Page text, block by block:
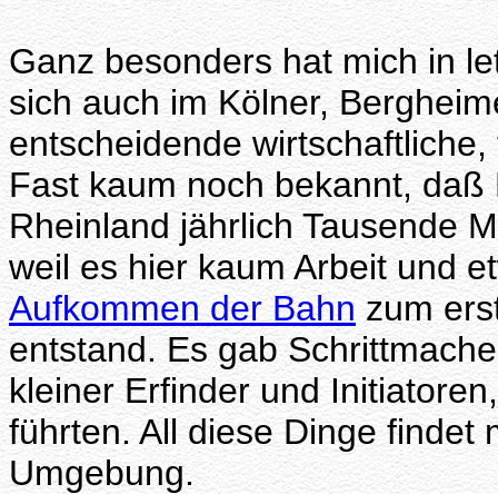
Ganz besonders hat mich in
sich auch im Kölner,
entscheidende
Fast kaum noch bekannt,
Rheinland jährlich Tausende
weil es hier kaum Arbeit und
Aufkommen der Bahn zum
entstand. Es gab
kleiner Erfinder und
führten. All diese Dinge findet
Umgebung.